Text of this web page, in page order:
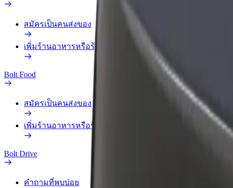
สมัครเป็นคนส่งของ
เพิ่มร้านอาหารหรือร้านค้า
Bolt Food
สมัครเป็นคนส่งของ
เพิ่มร้านอาหารหรือร้านค้า
Bolt Drive
คำถามที่พบบ่อย